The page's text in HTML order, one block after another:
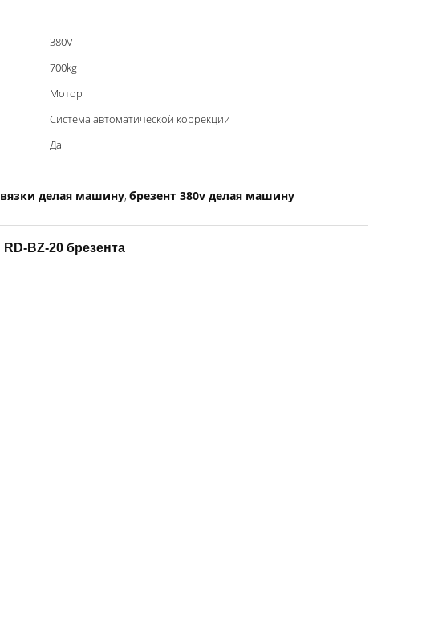
380V
700kg
Мотор
Система автоматической коррекции
Да
делая машину, брезент 380v делая машину
BZ-20 брезента